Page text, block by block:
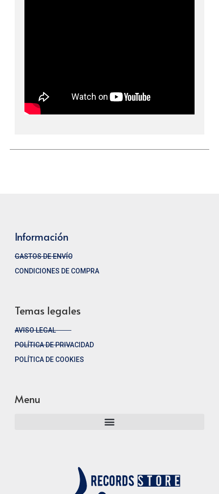
Información
GASTOS DE ENVÍO
CONDICIONES DE COMPRA
Temas legales
AVISO LEGAL
POLÍTICA DE PRIVACIDAD
POLÍTICA DE COOKIES
Menu